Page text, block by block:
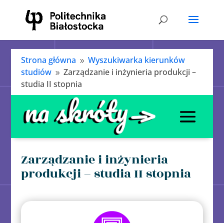
Strona główna 9 Wyszukiwarka kierunków
studiów 9 Zarządzanie i inżynieria produkcji –
studia II stopnia
Zarządzanie i inżynieria
produkcji – studia II stopnia